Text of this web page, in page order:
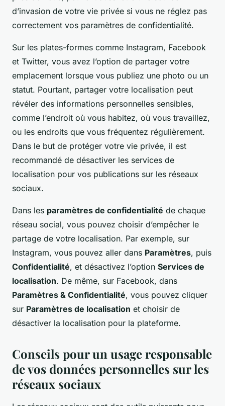
d’invasion de votre vie privée si vous ne réglez pas
correctement vos paramètres de confidentialité.
Sur les plates-formes comme Instagram, Facebook
et Twitter, vous avez l’option de partager votre
emplacement lorsque vous publiez une photo ou un
statut. Pourtant, partager votre localisation peut
révéler des informations personnelles sensibles,
comme l’endroit où vous habitez, où vous travaillez,
ou les endroits que vous fréquentez régulièrement.
Dans le but de protéger votre vie privée, il est
recommandé de désactiver les services de
localisation pour vos publications sur les réseaux
sociaux.
Dans les paramètres de confidentialité de chaque
réseau social, vous pouvez choisir d’empêcher le
partage de votre localisation. Par exemple, sur
Instagram, vous pouvez aller dans Paramètres, puis
Confidentialité, et désactivez l’option Services de
localisation. De même, sur Facebook, dans
Paramètres & Confidentialité, vous pouvez cliquer
sur Paramètres de localisation et choisir de
désactiver la localisation pour la plateforme.
Conseils pour un usage responsable
de vos données personnelles sur les
réseaux sociaux